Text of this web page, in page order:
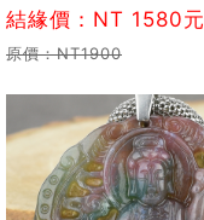
結緣價：NT 1580元
原價：NT1900